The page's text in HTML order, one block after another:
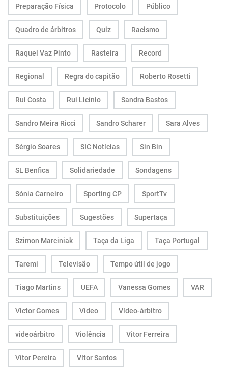
Preparação Física Protocolo Público
Quadro de árbitros Quiz Racismo
Raquel Vaz Pinto Rasteira Record
Regional Regra do capitão Roberto Rosetti
Rui Costa Rui Licínio Sandra Bastos
Sandro Meira Ricci Sandro Scharer Sara Alves
Sérgio Soares SIC Notícias Sin Bin
SL Benfica Solidariedade Sondagens
Sónia Carneiro Sporting CP SportTv
Substituições Sugestões Supertaça
Szimon Marciniak Taça da Liga Taça Portugal
Taremi Televisão Tempo útil de jogo
Tiago Martins UEFA Vanessa Gomes VAR
Victor Gomes Vídeo Vídeo-árbitro
videoárbitro Violência Vitor Ferreira
Vítor Pereira Vítor Santos